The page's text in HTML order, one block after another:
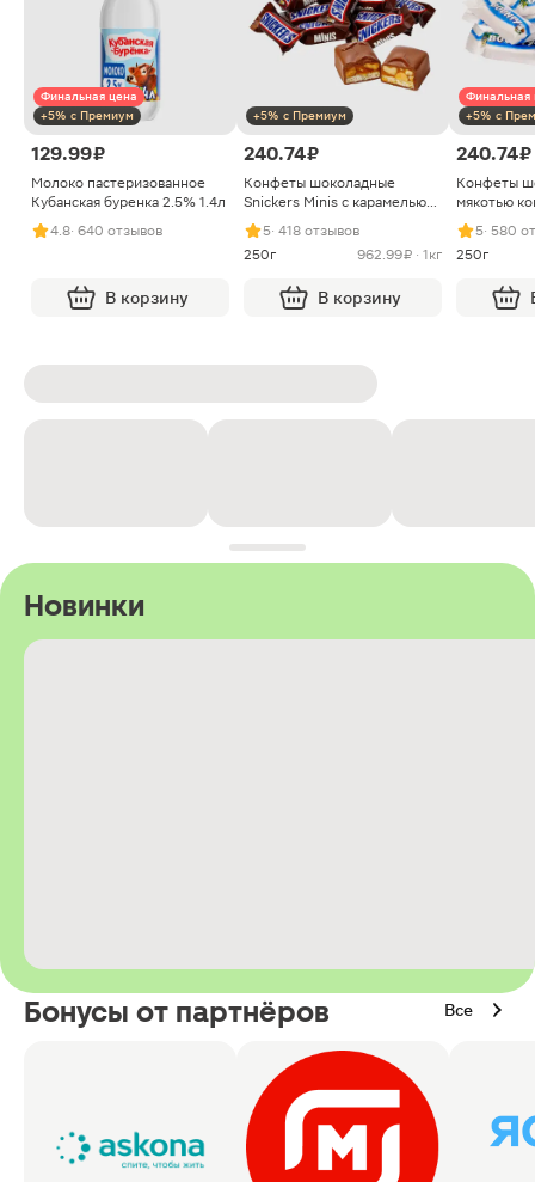
Финальная цена
+5% с Премиум
129.99 ₽
Молоко пастеризованное
Кубанская буренка 2.5% 1.4л
4.8· 640 отзывов
В корзину
+5% с Премиум
240.74 ₽
Конфеты шоколадные
Snickers Minis с карамелью
арахисом и нугой
5· 418 отзывов
250г
962.99 ₽ · 1кг
В корзину
Финальная
+5% с
240.74 ₽
Конфеты
мякотью
5· 580
250г
Новинки
Бонусы от партнёров Все